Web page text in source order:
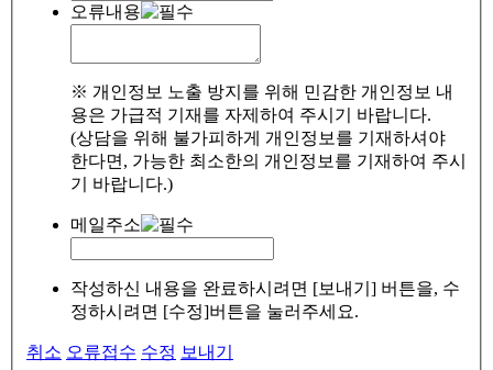
오류내용
※ 개인정보 노출 방지를 위해 민감한 개인정보 내
용은 가급적 기재를 자제하여 주시기 바랍니다.
(상담을 위해 불가피하게 개인정보를 기재하셔야
한다면, 가능한 최소한의 개인정보를 기재하여 주시
기 바랍니다.)
메일주소
작성하신 내용을 완료하시려면 [보내기] 버튼을, 수
정하시려면 [수정]버튼을 눌러주세요.
취소 오류접수 수정 보내기